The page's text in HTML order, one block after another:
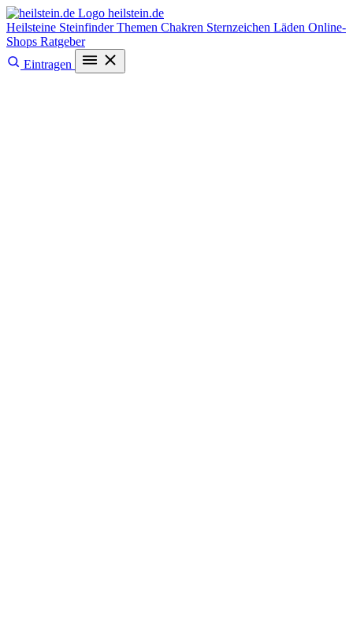
heilstein.de
Heilsteine SteinfinderThemen Chakren Sternzeichen Läden Online-
Shops Ratgeber
Eintragen